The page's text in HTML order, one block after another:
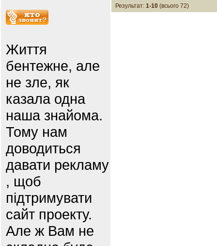
Життя
бентежне, але
не зле, як
казала одна
наша знайома.
Тому нам
доводиться
давати рекламу
, щоб
підтримувати
сайт проекту.
Але ж Вам не
Результат: 1-10 (всього 72)